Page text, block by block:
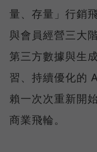
量、存量」行銷
與會員經營三大
第三方數據與生
習、持續優化的
賴一次次重新開
商業飛輪。